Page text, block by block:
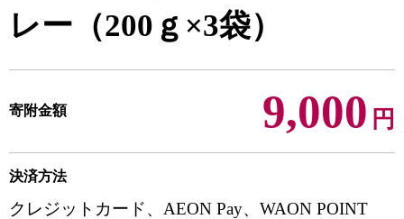
レー（200ｇ×3袋）
寄附金額 9,000 円
決済方法
クレジットカード、AEON Pay、WAON POINT